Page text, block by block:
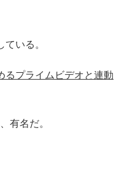
ている。
るプライムビデオと連動
有名だ。